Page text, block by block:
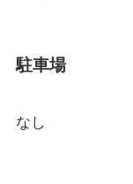
駐車場
なし